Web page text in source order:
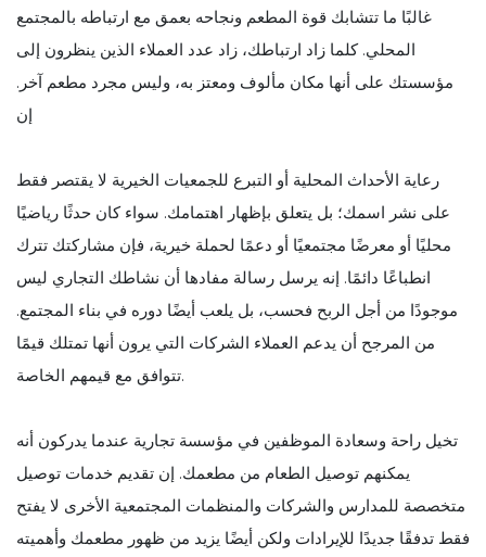
غالبًا ما تتشابك قوة المطعم ونجاحه بعمق مع ارتباطه بالمجتمع
المحلي. كلما زاد ارتباطك، زاد عدد العملاء الذين ينظرون إلى
مؤسستك على أنها مكان مألوف ومعتز به، وليس مجرد مطعم آخر.
إن
رعاية الأحداث المحلية أو التبرع للجمعيات الخيرية لا يقتصر فقط
على نشر اسمك؛ بل يتعلق بإظهار اهتمامك. سواء كان حدثًا رياضيًا
محليًا أو معرضًا مجتمعيًا أو دعمًا لحملة خيرية، فإن مشاركتك تترك
انطباعًا دائمًا. إنه يرسل رسالة مفادها أن نشاطك التجاري ليس
موجودًا من أجل الربح فحسب، بل يلعب أيضًا دوره في بناء المجتمع.
من المرجح أن يدعم العملاء الشركات التي يرون أنها تمتلك قيمًا
تتوافق مع قيمهم الخاصة.
تخيل راحة وسعادة الموظفين في مؤسسة تجارية عندما يدركون أنه
يمكنهم توصيل الطعام من مطعمك. إن تقديم خدمات توصيل
متخصصة للمدارس والشركات والمنظمات المجتمعية الأخرى لا يفتح
فقط تدفقًا جديدًا للإيرادات ولكن أيضًا يزيد من ظهور مطعمك وأهميته